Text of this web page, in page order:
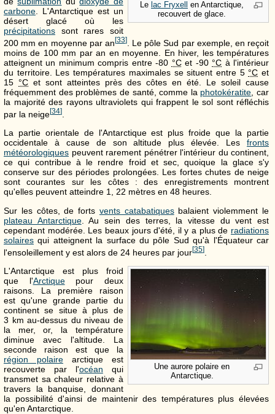
Le lac Fryxell
en Antarctique,
recouvert de glace.
carbone. L'Antarctique est un
désert glacé où les
précipitations sont rares soit
200 mm en moyenne par an[33]. Le pôle Sud par exemple, en reçoit
moins de 100 mm par an en moyenne. En hiver, les températures
atteignent un minimum compris entre-80 °Cet -90 °C à l'intérieur
du territoire. Les températures maximales se situent entre 5 °C et
15 °C et sont atteintes près des côtes en été. Le soleil cause
fréquemment des problèmes de santé, comme la photokératite , car
la majorité des rayons ultraviolets qui frappent le sol sont réfléchis
par la neige[34]
La partie orientale de l'Antarctique est plus froide que la partie
occidentale à cause de son altitude plus élevée. Les fronts
météorologiques peuvent rarement pénétrer l'intérieur du continent,
ce qui contribue à le rendre froid et sec, quoique la glace s'y
conserve sur des périodes prolongées. Les fortes chutes de neige
sont courantes sur les côtes : des enregistrements montrent
qu'elles peuvent atteindre 1, 22 mètres en 48 heures
Sur les côtes, de forts vents catabatiquesbalaient violemment le
plateau Antarctique. Au sein des terres, la vitesse du vent est
cependant modérée. Les beaux jours d'été, il y a plus de radiations
solaires qui atteignent la surface du pôle Sud qu'à l'Équateur car
l'ensoleillement y est alors de 24 heures par jour[35]
Une aurore polaire en
Antarctique.
L'Antarctique est plus froid
que l'Arctiquepour deux
raisons. La première raison
est qu'une grande partie du
continent se situe à plus de
3 km au-dessus du niveau de
la mer, or, la température
diminue avec l'altitude. La
seconde raison est que la
région polairearctique est
recouverte par l'océan qui
transmet sa chaleur relative à
travers la banquise, donnant
la possibilité d'ainsi de maintenir des températures plus élevées
qu'en Antarctique.